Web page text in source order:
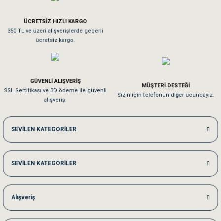
Sa**** On******
Kedilerim beğeniyorlar. Memnunuz. Uygun fiyatta olması iyi.
Me***** Ya******
Akşam verdiğim sipariş bir sonraki gün elime ulaştı. Jack russell köpeğim
Ka***** Ar******
Ufak bir sorun harici sorun olmadı sağolsunlar onuda hemen çözdüler
ÜCRETSİZ HIZLI KARGO
350 TL ve üzeri alışverişlerde geçerli
ücretsiz kargo.
GÜVENLİ ALIŞVERİŞ
SSL Sertifikası ve 3D ödeme ile güvenli
alışveriş.
MÜŞTERİ DESTEĞİ
Sizin için telefonun diğer ucundayız.
SEVİLEN KATEGORİLER
SEVİLEN KATEGORİLER
Alışveriş